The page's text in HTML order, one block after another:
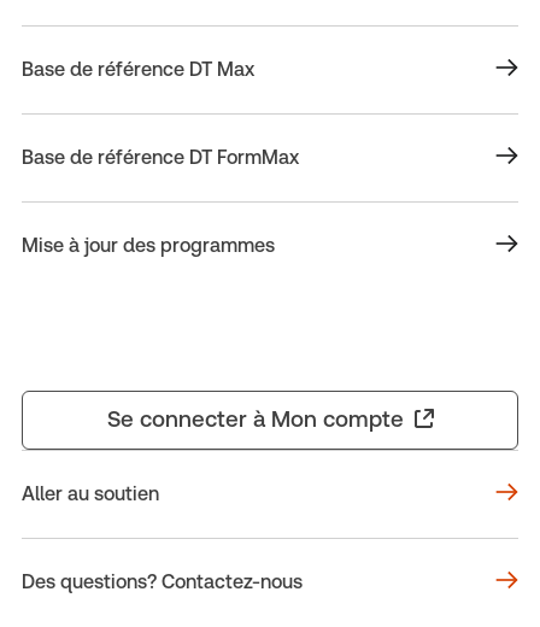
Base de référence DT Max
Base de référence DT FormMax
Mise à jour des programmes
Se connecter à Mon compte
Aller au soutien
Des questions? Contactez-nous